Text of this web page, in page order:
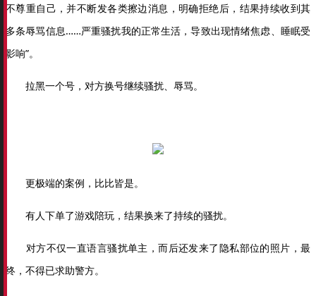
不尊重自己，并不断发各类擦边消息，明确拒绝后，结果持续收到其
多条辱骂信息……严重骚扰我的正常生活，导致出现情绪焦虑、睡眠受
影响”。
拉黑一个号，对方换号继续骚扰、辱骂。
更极端的案例，比比皆是。
有人下单了游戏陪玩，结果换来了持续的骚扰。
对方不仅一直语言骚扰单主，而后还发来了隐私部位的照片，最
终，不得已求助警方。